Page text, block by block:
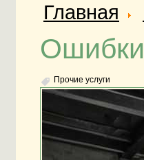
Главная
Прочие услуги